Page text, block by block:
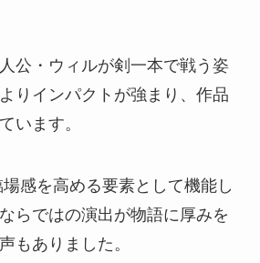
公・ウィルが剣一本で戦う姿
りインパクトが強まり、作品
います。
感を高める要素として機能し
らではの演出が物語に厚みを
もありました。